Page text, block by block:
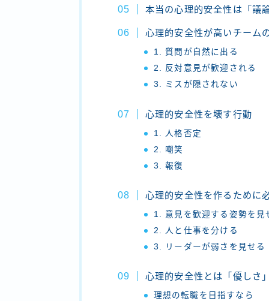
本当の心理的安全性は「議
心理的安全性が高いチーム
1. 質問が自然に出る
2. 反対意見が歓迎される
3. ミスが隠されない
心理的安全性を壊す行動
1. 人格否定
2. 嘲笑
3. 報復
心理的安全性を作るために
1. 意見を歓迎する姿勢を見
2. 人と仕事を分ける
3. リーダーが弱さを見せる
心理的安全性とは「優しさ
理想の転職を目指すなら